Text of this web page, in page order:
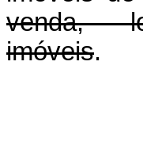
venda,
imóveis